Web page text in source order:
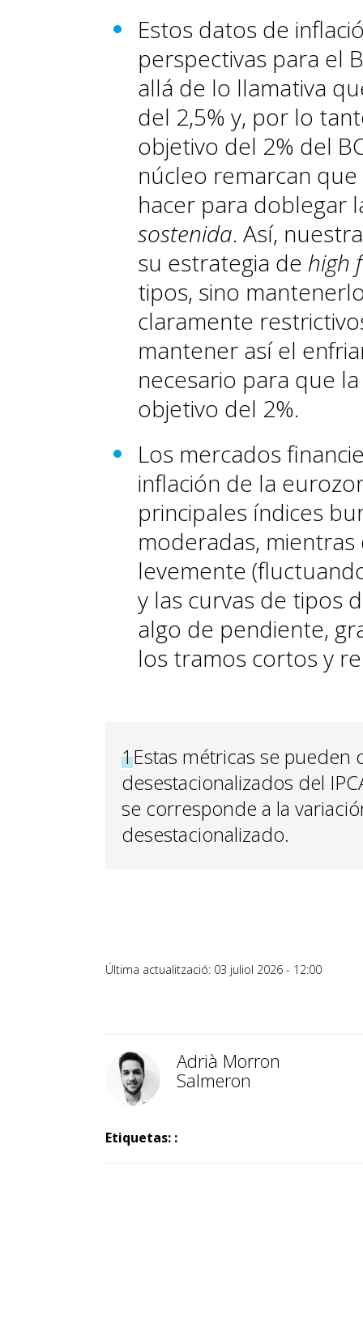
Estos datos de
perspectivas para el
allá de lo llamativa
del 2,5% y, por lo
objetivo del 2% del
núcleo remarcan
hacer para doblegar
sostenida. Así,
su estrategia de high
tipos, sino
claramente
mantener así el
necesario para que
objetivo del 2%.
Los mercados
inflación de la
principales índices
moderadas,
levemente
y las curvas de tipos
algo de pendiente,
los tramos cortos y
1Estas métricas se pueden
desestacionalizados del
se corresponde a la
desestacionalizado.
Última actualització: 03 juliol 2026 - 12:00
Adrià Morron
Salmeron
Etiquetas: